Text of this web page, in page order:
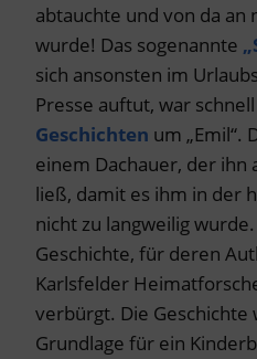
abtauchte und von da an
wurde! Das sogenannte
sich ansonsten im
Presse auftut, war
Geschichten um „Emil“.
einem Dachauer, der ihn
ließ, damit es ihm in der
nicht zu langweilig
Geschichte, für deren
Karlsfelder
verbürgt. Die Geschichte
Grundlage für ein